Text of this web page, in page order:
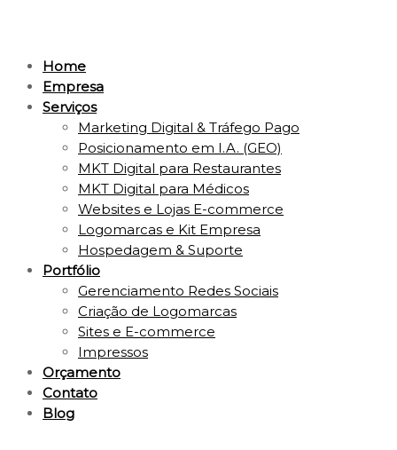
Home
Empresa
Serviços
Marketing Digital & Tráfego Pago
Posicionamento em I.A. (GEO)
MKT Digital para Restaurantes
MKT Digital para Médicos
Websites e Lojas E-commerce
Logomarcas e Kit Empresa
Hospedagem & Suporte
Portfólio
Gerenciamento Redes Sociais
Criação de Logomarcas
Sites e E-commerce
Impressos
Orçamento
Contato
Blog